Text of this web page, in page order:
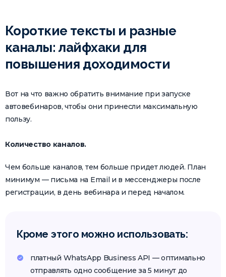
Короткие тексты и разные
каналы: лайфхаки для
повышения доходимости
Вот на что важно обратить внимание при запуске
автовебинаров, чтобы они принесли максимальную
пользу.
Количество каналов.
Чем больше каналов, тем больше придет людей. План
минимум — письма на Email и в мессенджеры после
регистрации, в день вебинара и перед началом.
Кроме этого можно использовать:
платный WhatsApp Business API — оптимально
отправлять одно сообщение за 5 минут до